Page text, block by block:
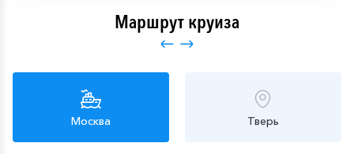
Маршрут круиза
Москва Тверь